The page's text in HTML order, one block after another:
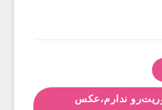
ندارم،عکس